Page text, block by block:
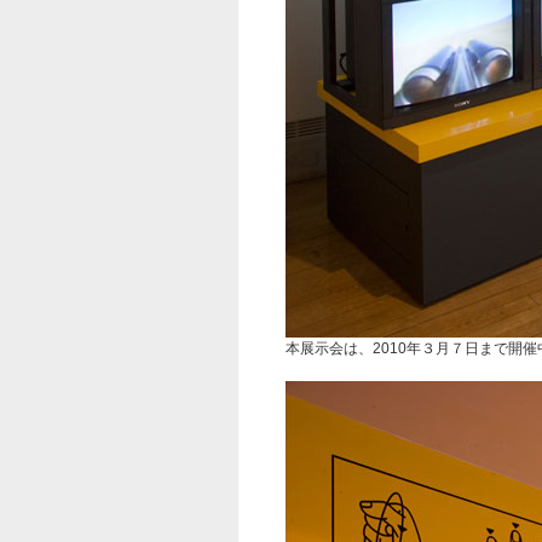
本展示会は、2010年３月７日まで開催